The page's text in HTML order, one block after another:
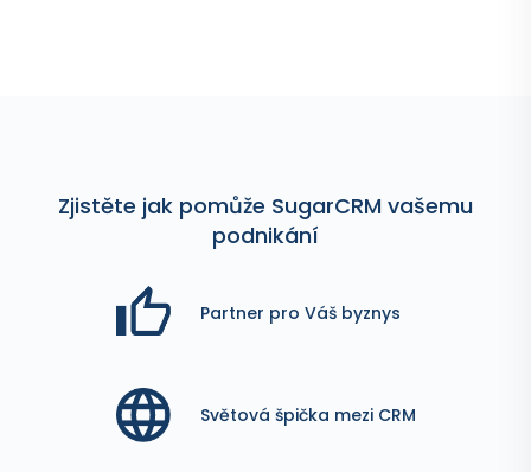
Zjistěte jak pomůže SugarCRM vašemu
podnikání
Partner pro Váš byznys
Světová špička mezi CRM